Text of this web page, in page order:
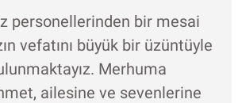
personellerinden bir mesai
vefatını büyük bir üzüntüyle
Merhuma
ailesine ve sevenlerine